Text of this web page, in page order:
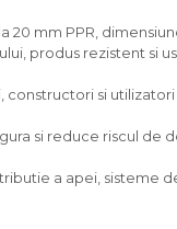
mm PPR,
produs rezistent si
constructori si utilizatori
si reduce riscul de
a apei, sisteme